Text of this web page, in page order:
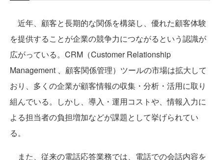
近年、顧客と長期的な関係を構築し、優れた顧客体験
を提供することが企業の競争力につながるという認識が
広がっている。CRM（Customer Relationship
Management 、顧客関係管理）ツールの市場は拡大して
おり、多くの企業が顧客情報の収集・分析・活用に取り
組んでいる。しかし、導入・運用コストや、情報入力に
よる担当者の負担増加などが課題として挙げられてい
る。
また、従来の電話応答業務では、電話での会話内容を